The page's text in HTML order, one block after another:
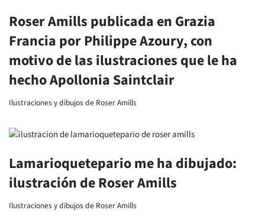
Roser Amills publicada en Grazia
Francia por Philippe Azoury, con
motivo de las ilustraciones que le ha
hecho Apollonia Saintclair
Ilustraciones y dibujos de Roser Amills
Lamarioquetepario me ha dibujado:
ilustración de Roser Amills
Ilustraciones y dibujos de Roser Amills